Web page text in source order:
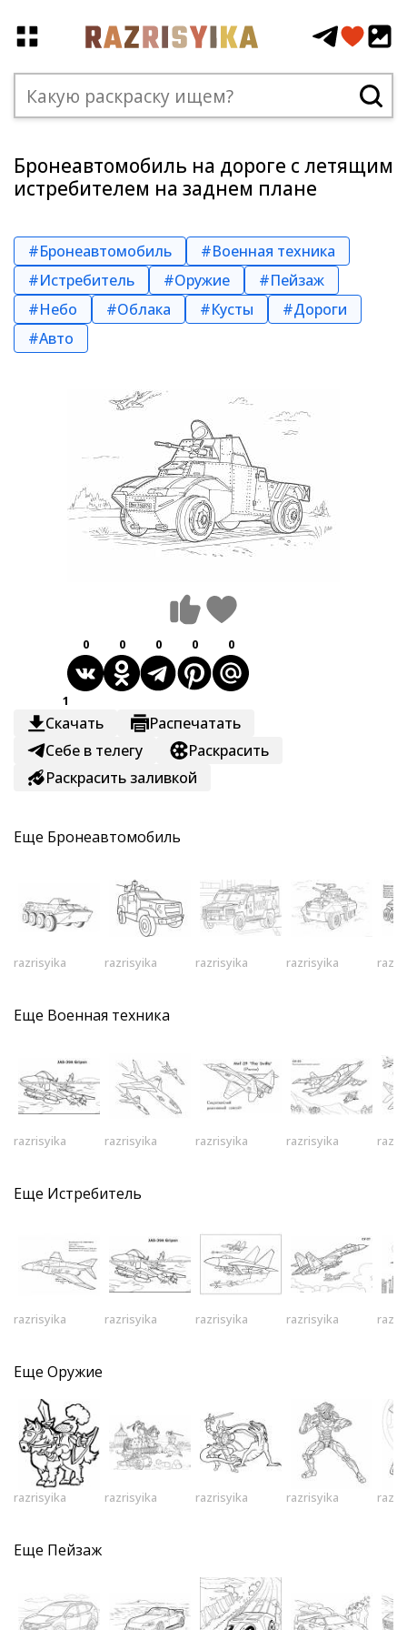
Бронеавтомобиль на дороге с летящим
истребителем на заднем плане
#Бронеавтомобиль
#Военная техника
#Истребитель
#Оружие
#Пейзаж
#Небо
#Облака #Кусты
#Дороги
#Авто
0 0 0 0 0
1
Скачать
Распечатать
Себе в телегу
Раскрасить
Раскрасить заливкой
Еще Бронеавтомобиль
razrisyika razrisyika razrisyika razrisyika
Еще Военная техника
razrisyika razrisyika razrisyika razrisyika
Еще Истребитель
razrisyika razrisyika razrisyika razrisyika
Еще Оружие
razrisyika razrisyika razrisyika razrisyika
Еще Пейзаж